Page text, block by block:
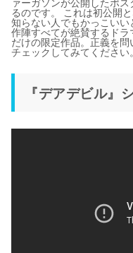
るのです。 これは初公開
知らない人でもかっこい
作陣すべてが絶賛するド
だけの限定作品。正義を
チェックしてみてください。
『デアデビル』